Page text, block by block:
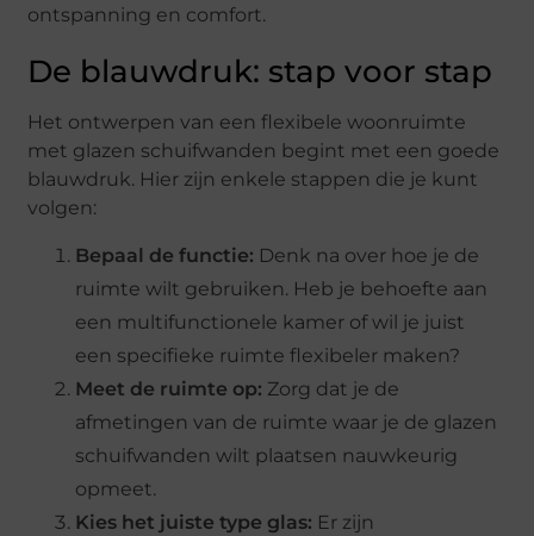
ontspanning en comfort.
De blauwdruk: stap voor stap
Het ontwerpen van een flexibele woonruimte
met glazen schuifwanden begint met een goede
blauwdruk. Hier zijn enkele stappen die je kunt
volgen:
Bepaal de functie: Denk na over hoe je de
ruimte wilt gebruiken. Heb je behoefte aan
een multifunctionele kamer of wil je juist
een specifieke ruimte flexibeler maken?
Meet de ruimte op: Zorg dat je de
afmetingen van de ruimte waar je de glazen
schuifwanden wilt plaatsen nauwkeurig
opmeet.
Kies het juiste type glas: Er zijn